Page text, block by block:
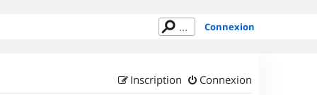
Connexion
Connexion
Inscription